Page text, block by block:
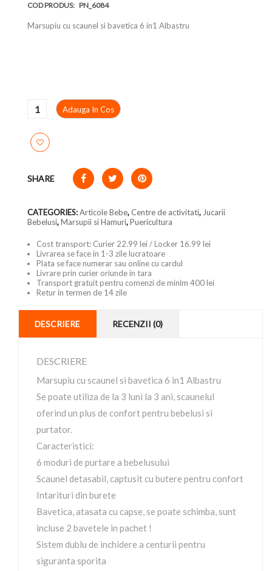
COD PRODUS: PN_6084
Marsupiu cu scaunel si bavetica 6 in1 Albastru
Adauga In Cos
SHARE
CATEGORIES:Articole Bebe,Centre de activitati, Jucarii
Bebelusi,Marsupii si Hamuri,Puericultura
Cost transport: Curier 22.99 lei / Locker 16.99 lei
Livrarea se face in 1-3 zile lucratoare
Plata se face numerar sau online cu cardul
Livrare prin curier oriunde in tara
Transport gratuit pentru comenzi de minim 400 lei
Retur in termen de 14 zile
DESCRIERE RECENZII (0)
DESCRIERE
Marsupiu cu scaunel si bavetica 6 in1 Albastru
Se poate utiliza de la 3 luni la 3 ani, scaunelul
oferind un plus de confort pentru bebelusi si
purtator.
Caracteristici:
6 moduri de purtare a bebelusului
Scaunel detasabil, captusit cu butere pentru confort
Intarituri din burete
Bavetica, atasata cu capse, se poate schimba, sunt
incluse 2 bavetele in pachet !
Sistem dublu de inchidere a centurii pentru
siguranta sporita